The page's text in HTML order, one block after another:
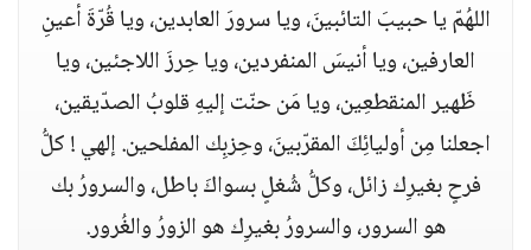
اللهُمّ يا حبيبَ التائبينَ، ويا سرورَ العابدين، ويا قُرّةَ أعينِ
العارفين، ويا أنيسَ المنفردين، ويا حِرزَ اللاجئين، ويا
ظَهير المنقطعِين، ويا مَن حنّت إليهِ قلوبُ الصدّيقين،
اجعلنا مِن أوليائِكَ المقرّبينَ، وحِزبِك المفلحين. إلهي ! كلُّ
فرحٍ بغيرِك زائل، وكلُّ شُغلٍ بسواكَ باطل، والسرورُ بك
هو السرور، والسرورُ بغيرِك هو الزورُ والغُرور.